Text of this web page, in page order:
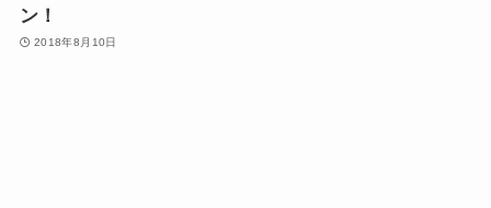
ン！
2018年8月10日